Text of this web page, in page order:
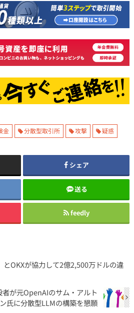
金 分散型取引所 攻撃 疑惑
シェア
送る
feedly
OKXが協力して2億2,500万ドルの違
が元OpenAIのサム・アルト
氏に分散型LLMの構築を懇願